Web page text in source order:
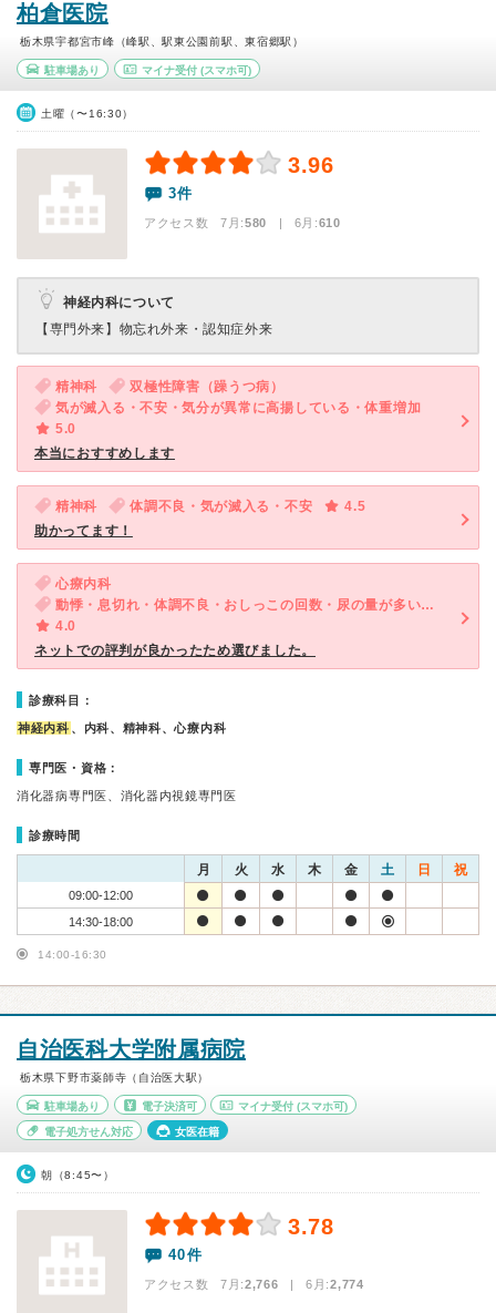
柏倉医院
栃木県宇都宮市峰（峰駅、駅東公園前駅、東宿郷駅）
駐車場あり マイナ受付(スマホ可)
土曜（〜16:30）
3.96
3件
アクセス数 7月:580 | 6月:610
神経内科について
【専門外来】 物忘れ外来・認知症外来
精神科
双極性障害（躁うつ病）
気が滅入る・不安・気分が異常に高揚している・体重増加
5.0
本当におすすめします
精神科 体調不良・気が滅入る・不安
4.5
助かってます！
心療内科
動悸・息切れ・体調不良・おしっこの回数・尿の量が多い・気が滅入る・不安・物忘れがひどい
4.0
ネットでの評判が良かったため選びました。
診療科目：
神経内科 、内科、精神科、心療内科
専門医・資格：
消化器病専門医、消化器内視鏡専門医
診療時間
月 火 水 木 金 土 日 祝
09:00-12:00
14:30-18:00
14:00-16:30
自治医科大学附属病院
栃木県下野市薬師寺（自治医大駅）
駐車場あり 電子決済可 マイナ受付 (スマホ可)
電子処方せん対応 女医在籍
朝（8:45〜）
3.78
40件
アクセス数 7月:2,766 | 6月:2,774